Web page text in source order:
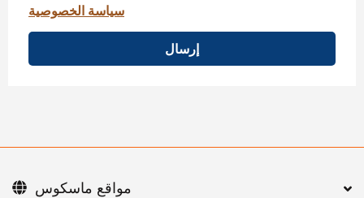
سياسة الخصوصية
إرسال
مواقع ماسكوس